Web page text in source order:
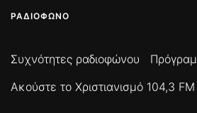
ΡΑΔΙΌΦΩΝΟ
Συχνότητες ραδιοφώνου
Ακούστε το Χριστιανισμό 104,3 FM